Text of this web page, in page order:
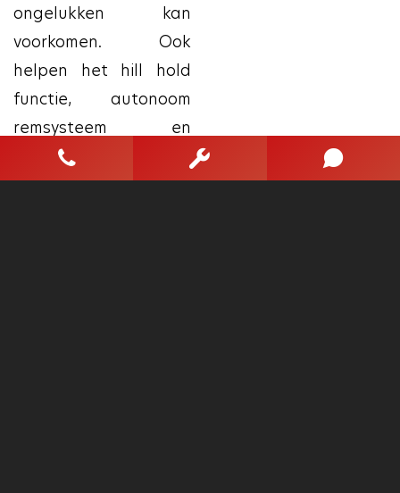
ongelukken kan
voorkomen. Ook
helpen het hill hold
functie, autonoom
remsysteem en
bandenspanningcontrolesysteem,
uw rit tot een veilige